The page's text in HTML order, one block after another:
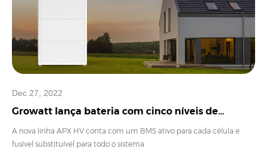
Dec 27, 2022
Growatt lança bateria com cinco níveis de
proteção
A nova linha APX HV conta com um BMS ativo para cada célula e
fusível substituível para todo o sistema